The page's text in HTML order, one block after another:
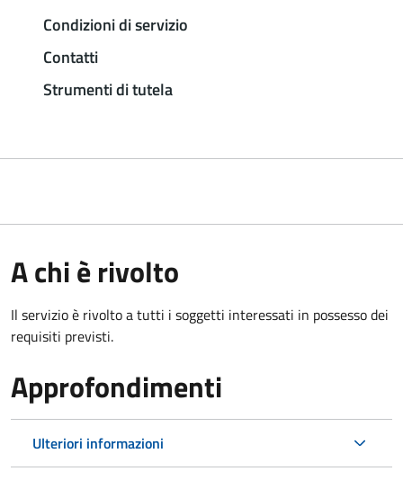
Condizioni di servizio
Contatti
Strumenti di tutela
A chi è rivolto
Il servizio è rivolto a tutti i soggetti interessati in possesso dei
requisiti previsti.
Approfondimenti
Ulteriori informazioni